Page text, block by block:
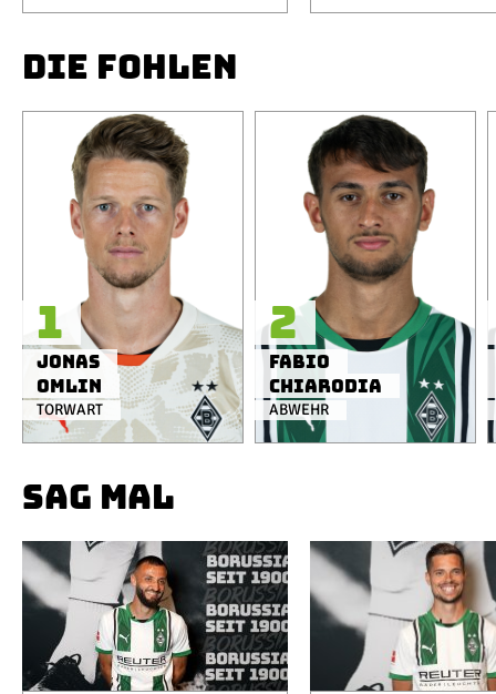
DIE FOHLEN
TORWART
Jonas
Omlin
1
ABWEHR
Fabio
Chiarodia
2
SAG MAL